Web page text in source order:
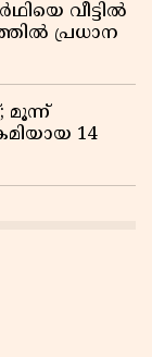
വീട്ടിൽ
പ്രധാന
മൂന്ന്
14